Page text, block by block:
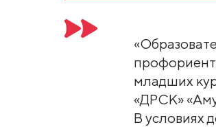
младших
«ДРСК»
В условиях